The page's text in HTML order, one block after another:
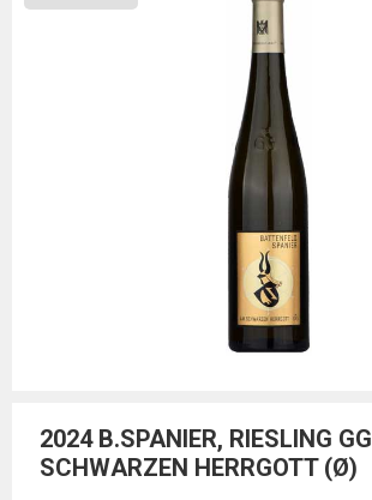
2024 B.SPANIER, RIESLING GG
SCHWARZEN HERRGOTT (Ø)